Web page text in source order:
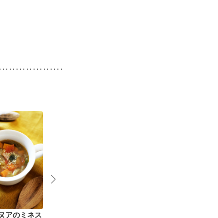
アのミネス